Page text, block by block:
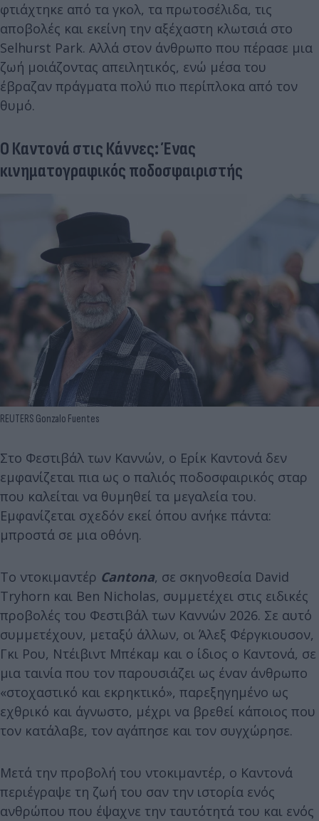
φτιάχτηκε από τα γκολ, τα πρωτοσέλιδα, τις
αποβολές και εκείνη την αξέχαστη κλωτσιά στο
Selhurst Park. Αλλά στον άνθρωπο που πέρασε μια
ζωή μοιάζοντας απειλητικός, ενώ μέσα του
έβραζαν πράγματα πολύ πιο περίπλοκα από τον
θυμό.
Ο Καντονά στις Κάννες: Ένας
κινηματογραφικός ποδοσφαιριστής
REUTERS Gonzalo Fuentes
Στο Φεστιβάλ των Καννών, ο Ερίκ Καντονά δεν
εμφανίζεται πια ως ο παλιός ποδοσφαιρικός σταρ
που καλείται να θυμηθεί τα μεγαλεία του.
Εμφανίζεται σχεδόν εκεί όπου ανήκε πάντα:
μπροστά σε μια οθόνη.
Το ντοκιμαντέρ Cantona, σε σκηνοθεσία David
Tryhorn και Ben Nicholas, συμμετέχει στις ειδικές
προβολές του Φεστιβάλ των Καννών 2026. Σε αυτό
συμμετέχουν, μεταξύ άλλων, οι Άλεξ Φέργκιουσον,
Γκι Ρου, Ντέιβιντ Μπέκαμ και ο ίδιος ο Καντονά, σε
μια ταινία που τον παρουσιάζει ως έναν άνθρωπο
«στοχαστικό και εκρηκτικό», παρεξηγημένο ως
εχθρικό και άγνωστο, μέχρι να βρεθεί κάποιος που
τον κατάλαβε, τον αγάπησε και τον συγχώρησε.
Μετά την προβολή του ντοκιμαντέρ, ο Καντονά
περιέγραψε τη ζωή του σαν την ιστορία ενός
ανθρώπου που έψαχνε την ταυτότητά του και ενός